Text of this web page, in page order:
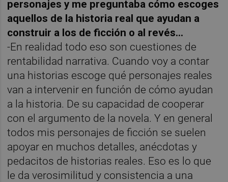
personajes y me preguntaba cómo escoges
aquellos de la historia real que ayudan a
construir a los de ficción o al revés...
-En realidad todo eso son cuestiones de
rentabilidad narrativa. Cuando voy a contar
una historias escoge qué personajes reales
van a intervenir en función de cómo ayudan
a la historia. De su capacidad de cooperar
con el argumento de la novela. Y en general
todos mis personajes de ficción se suelen
apoyar en muchos detalles, anécdotas y
pedacitos de historias reales. Eso es lo que
le da verosimilitud y consistencia a una